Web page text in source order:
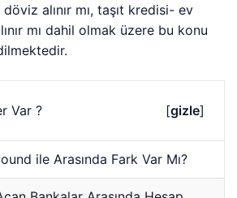
alınır mı, taşıt kredisi- ev
mı dahil olmak üzere bu konu
Var ? [gizle]
ile Arasında Fark Var Mı?